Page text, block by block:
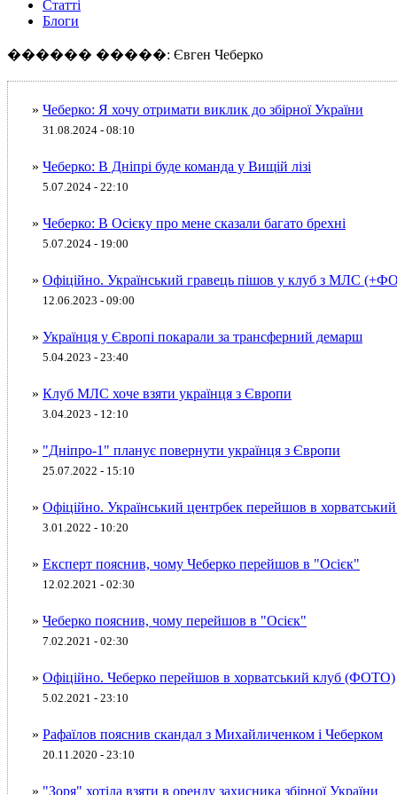
Статті
Блоги
������ �����: Євген Чеберко
» Чеберко: Я хочу отримати виклик до збірної України
31.08.2024 - 08:10
» Чеберко: В Дніпрі буде команда у Вищій лізі
5.07.2024 - 22:10
» Чеберко: В Осієку про мене сказали багато брехні
5.07.2024 - 19:00
» Офіційно. Український гравець пішов у клуб з МЛС
12.06.2023 - 09:00
» Українця у Європі покарали за трансферний демарш
5.04.2023 - 23:40
» Клуб МЛС хоче взяти українця з Європи
3.04.2023 - 12:10
» "Дніпро-1" планує повернути українця з Європи
25.07.2022 - 15:10
» Офіційно. Український центрбек перейшов в
3.01.2022 - 10:20
» Експерт пояснив, чому Чеберко перейшов в "Осієк"
12.02.2021 - 02:30
» Чеберко пояснив, чому перейшов в "Осієк"
7.02.2021 - 02:30
» Офіційно. Чеберко перейшов в хорватський клуб (ФОТО)
5.02.2021 - 23:10
» Рафаїлов пояснив скандал з Михайличенком і Чеберком
20.11.2020 - 23:10
» "Зоря" хотіла взяти в оренду захисника збірної України